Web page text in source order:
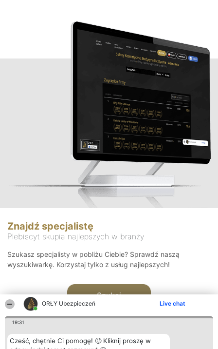
ORŁY Ubezpieczeń Live chat
19:31
Cześć, chętnie Ci pomogę! 🙂 Kliknij proszę w
Znajdź specjalistę
Plebiscyt skupia najlepszych w branży
Szukasz specjalisty w pobliżu Ciebie? Sprawdź naszą
wyszukiwarkę. Korzystaj tylko z usług najlepszych!
Szukaj